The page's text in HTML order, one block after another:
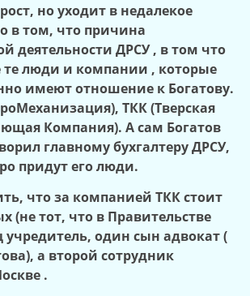
но уходит в недалекое
в том, что причина
деятельности ДРСУ , в том что
те люди и компании , которые
имеют отношение к Богатову.
ТКК (Тверская
Компания). А сам Богатов
главному бухгалтеру ДРСУ,
придут его люди.
что за компанией ТКК стоит
(не тот, что в Правительстве
учредитель, один сын адвокат (
а второй сотрудник
.